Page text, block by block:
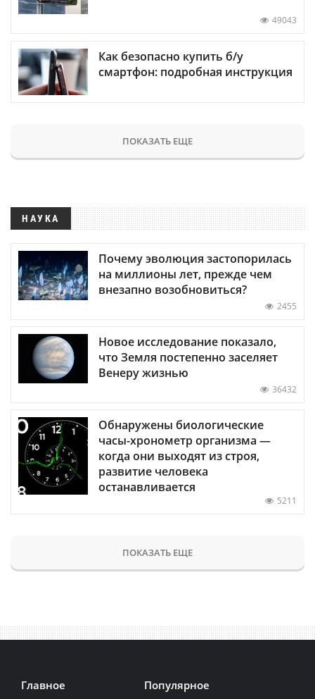
49043
Как безопасно купить б/у
смартфон: подробная инструкция
ПОКАЗАТЬ ЕЩЕ
НАУКА
Почему эволюция застопорилась
на миллионы лет, прежде чем
внезапно возобновиться?
2455
Новое исследование показало,
что Земля постепенно заселяет
Венеру жизнью
36432
Обнаружены биологические
часы-хронометр организма —
когда они выходят из строя,
развитие человека
останавливается
5211
ПОКАЗАТЬ ЕЩЕ
Главное Популярное